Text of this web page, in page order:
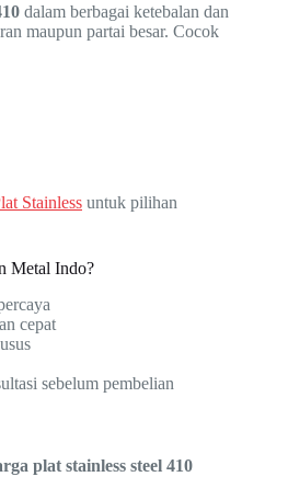
dalam berbagai ketebalan dan
maupun partai besar. Cocok
Stainless untuk pilihan
Metal Indo?
cepat
sebelum pembelian
plat stainless steel 410